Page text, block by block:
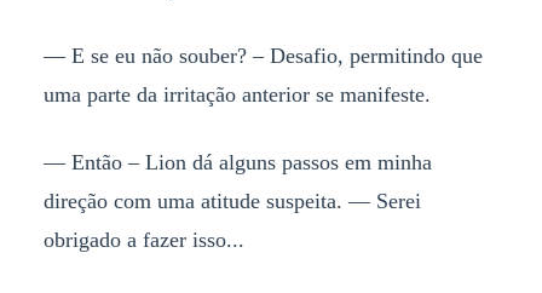
— E se eu não souber? – Desafio, permitindo que
uma parte da irritação anterior se manifeste.
— Então – Lion dá alguns passos em minha
direção com uma atitude suspeita. — Serei
obrigado a fazer isso...